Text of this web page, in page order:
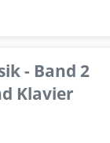
- Band 2
Klavier